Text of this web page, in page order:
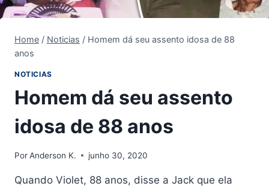
Home / Noticias / Homem dá seu assento idosa de 88
anos
NOTICIAS
Homem dá seu assento
idosa de 88 anos
PorAnderson K. junho 30, 2020
Quando Violet, 88 anos, disse a Jack que ela